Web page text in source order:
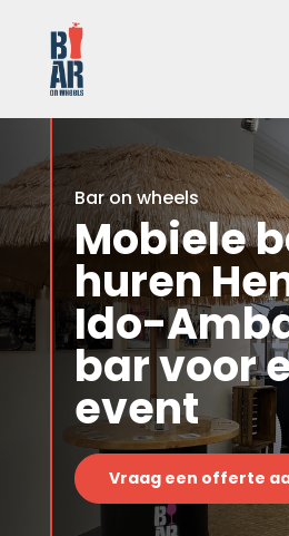
Bar on wheels
Mobiele
huren
Ido-
bar voor
event
Vraag een offerte